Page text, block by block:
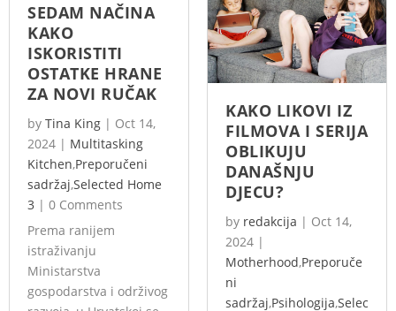
SEDAM NAČINA
KAKO
ISKORISTITI
OSTATKE HRANE
ZA NOVI RUČAK
by Tina King | Oct 14,
2024 | Multitasking
Kitchen,Preporučeni
sadržaj,Selected Home
3 | 0 Comments
Prema ranijem
istraživanju
Ministarstva
gospodarstva i održivog
KAKO LIKOVI IZ
FILMOVA I SERIJA
OBLIKUJU
DANAŠNJU
DJECU?
by redakcija | Oct 14,
2024 |
Motherhood,Preporuče
ni
sadržaj,Psihologija,Selec